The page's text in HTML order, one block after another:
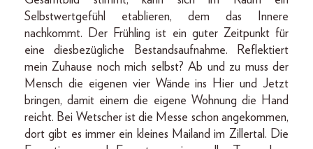
Selbstwertgefühl etablieren, dem das Innere
nachkommt. Der Frühling ist ein guter Zeitpunkt für
eine diesbezügliche Bestandsaufnahme. Reflektiert
mein Zuhause noch mich selbst? Ab und zu muss der
Mensch die eigenen vier Wände ins Hier und Jetzt
bringen, damit einem die eigene Wohnung die Hand
reicht. Bei Wetscher ist die Messe schon angekommen,
dort gibt es immer ein kleines Mailand im Zillertal. Die